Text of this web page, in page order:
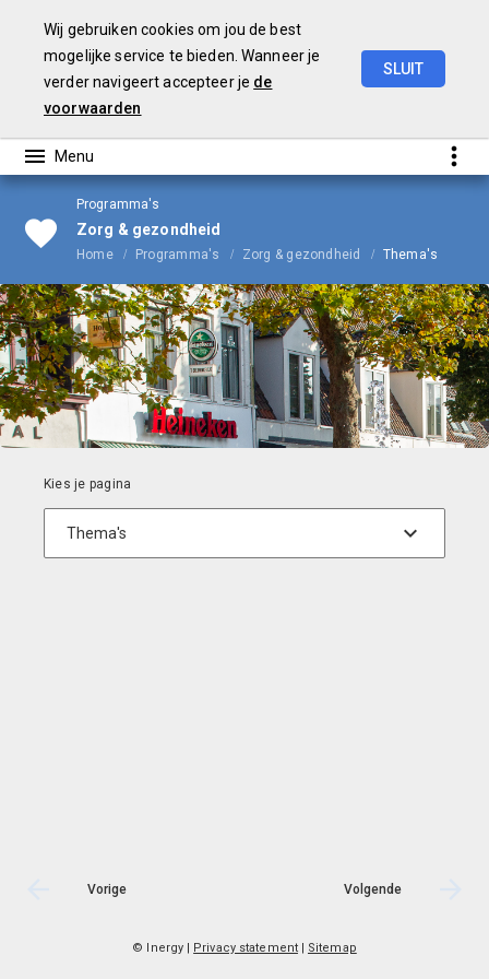
Wij gebruiken cookies om jou de best
mogelijke service te bieden. Wanneer je
verder navigeert accepteer je de
voorwaarden
SLUIT
Programma's
Zorg & gezondheid
Home Programma's Zorg & gezondheid Thema's
Vorige Volgende
© Inergy | Privacy statement| Sitemap